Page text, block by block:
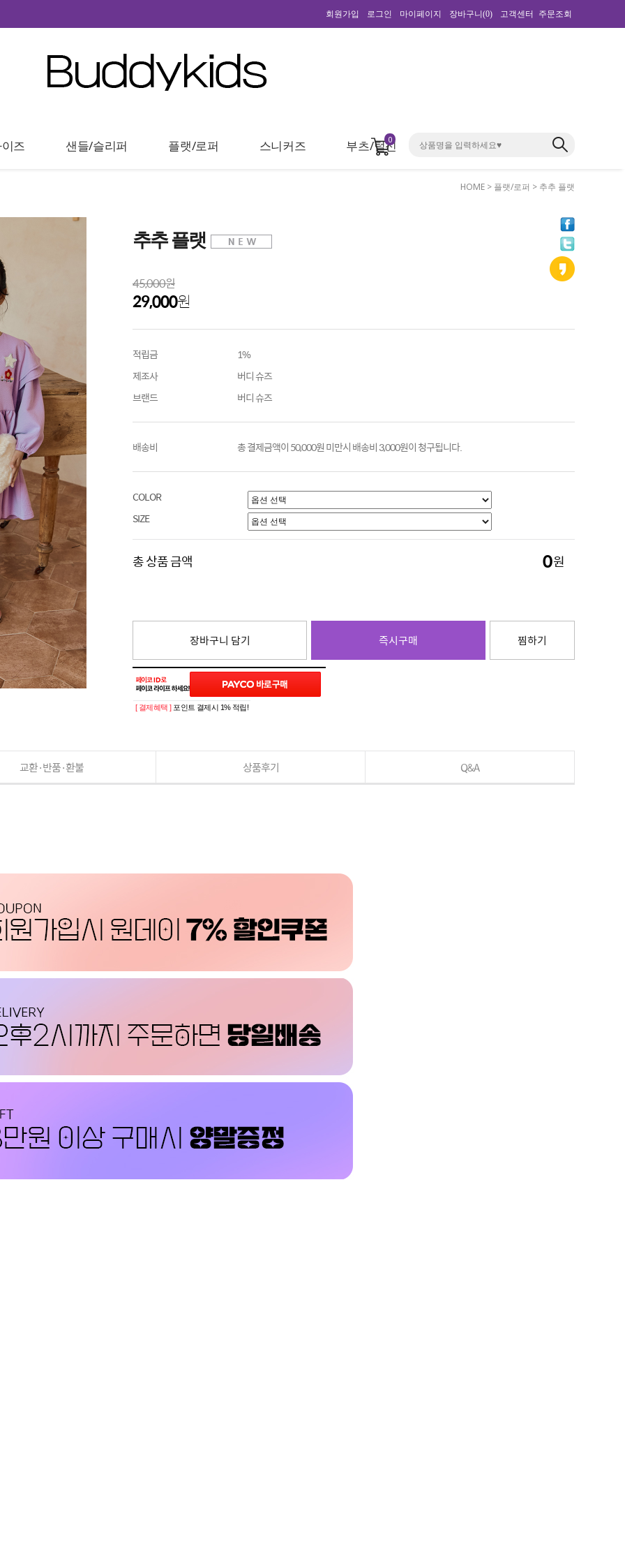
회원가입 로그인 마이페이지 장바구니(0) 고객센터 주문조회
즈 샌들/슬리퍼 플랫/로퍼 스니커즈 부츠/털신
0
HOME > 플랫/로퍼 > 추추 플랫
추추 플랫
45,000원
29,000원
적립금
1%
제조사
버디 슈즈
브랜드
버디 슈즈
배송비 총 결제금액이 50,000원 미만시 배송비 3,000원이 청구됩니다.
COLOR
SIZE
총 상품 금액 0원
장바구니 담기 즉시구매 찜하기
PAYCO 바로
[ 결제혜택 ] 포인트 결제시 1% 적립!
교환·반품·환불 상품후기 Q&A